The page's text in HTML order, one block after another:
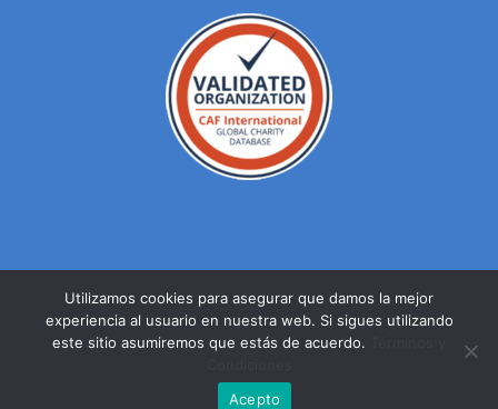
© DERECHOS RESERVADOS FUNDACION MEXICANA PARA LA
SALUD A.C. 2023 | AVISO DE PRIVACIDAD
Facebook
Twitter
Utilizamos cookies para asegurar que damos la mejor
experiencia al usuario en nuestra web. Si sigues utilizando
este sitio asumiremos que estás de acuerdo.
Acepto